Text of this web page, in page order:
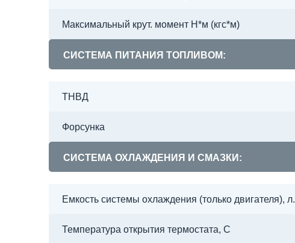
Максимальный крут. момент Н*м (кгс*м)
СИСТЕМА ПИТАНИЯ ТОПЛИВОМ:
ТНВД
Форсунка
СИСТЕМА ОХЛАЖДЕНИЯ И СМАЗКИ:
Емкость системы охлаждения (только двигателя), л.
Температура открытия термостата, С